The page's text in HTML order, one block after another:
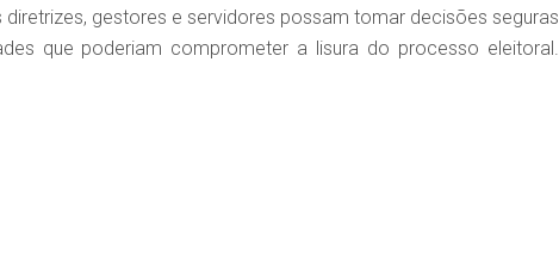
gestores e servidores possam tomar decisões seguras
que poderiam comprometer a lisura do processo eleitoral.